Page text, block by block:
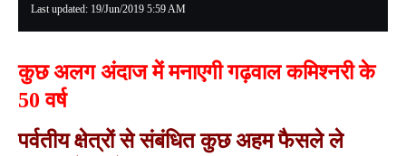
Last updated: 19/Jun/2019 5:59 AM
कुछ अलग अंदाज में मनाएगी गढ़वाल कमिश्नरी के
50 वर्ष
पर्वतीय क्षेत्रों से संबंधित कुछ अहम फैसले ले